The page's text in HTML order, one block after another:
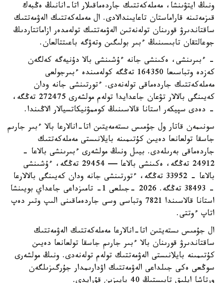
ونىڭ ايتۋىنشا، مەملەكەتتىك جاردەماقىلار اتا-انانىڭ ەڭبەك
قىزمەتىنە قاراماستان تاعايىندالادى. ال مەملەكەتتىك الەۋمەتتىك
ساقتاندىرۋ قورىنان تولەنەتىن الەۋمەتتىك تولەمدەر ازاماتتاردىڭ
جوعالتقان تابىسىنىڭ ءبىر بولىگىن وتەۋگە باعىتتالعان.
- ءبىرىنشى، ەكىنشى جانە ءۇشىنشى بالا دۇنيەگە كەلگەن
كەزدە وتباسىعا 164350 تەڭگە كولەمىندە ءبىرجولعى
مەملەكەتتىك جاردەماقى تولەنەدى. ءتورتىنشى جانە ودان
كەيىنگى بالالار تۋعان جاعدايدا تولەم مولشەرى 272475 تەڭگە،
- دەدى سپيكەر استانا قالاسىنىڭ كوممۋنيكاتسيالار الاڭىندا.
سونىمەن قاتار ول جۇمىس ىستەمەيتىن اتا-انالارعا بالا ءبىر جارىم
جاسقا تولعانعا دەيىن كۇتىمىنە بايلانىستى مەملەكەتتىك
جاردەماقى بەرىلەدى. بيىل ونىڭ مولشەرى ءبىرىنشى بالاعا -
24912 تەڭگە، ەكىنشى بالاعا — 29454 تەڭگە، ءۇشىنشى
بالاعا - 33952 تەڭگە، ءتورتىنشى جانە ودان كەيىنگى بالالارعا
- 38493 تەڭگە. 2026 -جىلعى 1- تامىزداعى جاعداي بويىنشا
استانا قالاسىندا 7821 وتباسى وسى جاردەماقىنى الىپ وتىر دەپ
اتاپ ءوتتى.
ال جۇمىس ىستەيتىن اتا-انالارعا مەملەكەتتىك الەۋمەتتىك
ساقتاندىرۋ قورىنان بالا ءبىر جارىم جاسقا تولعانعا دەيىن
كۇتىمىنە بايلانىستى الەۋمەتتىك تولەم تولەنەدى. ونىڭ مولشەرى
سوڭعى ەكى جىلداعى الەۋمەتتىك اۋدارىمدار جۇرگىزىلگەن